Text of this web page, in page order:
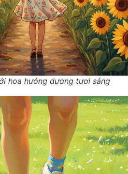
hoa hướng dương tươi sáng